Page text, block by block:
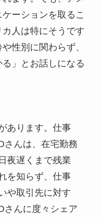
ーションを取るこ
人は特にそうです
性別に関わらず、
る」とお話しになる
あります。仕事
さんは、在宅勤務
夜遅くまで残業
を知らず、仕事
や取引先に対す
さんに度々シェア